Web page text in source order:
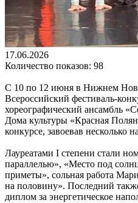
17.06.2026
Количество показов: 98
С 10 по 12 июня в Нижнем
Всероссийский фестиваль-
хореографический ансамбль
Дома культуры «Красная
конкурсе, завоевав несколько
Лауреатами I степени стали
параллелью», «Место под
приметы», сольная работа
на половину». Последний
диплом за энергетическое